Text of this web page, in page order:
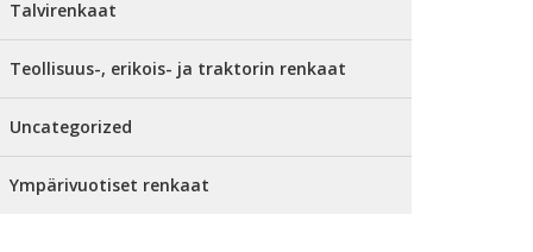
Talvirenkaat
Teollisuus-, erikois- ja traktorin renkaat
Uncategorized
Ympärivuotiset renkaat